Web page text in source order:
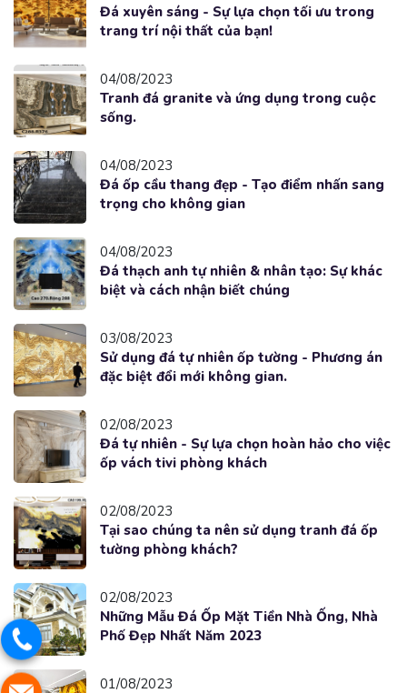
Đá xuyên sáng - Sự lựa chọn tối ưu trong
trang trí nội thất của bạn!
04/08/2023
Tranh đá granite và ứng dụng trong cuộc
sống.
04/08/2023
Đá ốp cầu thang đẹp - Tạo điểm nhấn sang
trọng cho không gian
04/08/2023
Đá thạch anh tự nhiên & nhân tạo: Sự khác
biệt và cách nhận biết chúng
03/08/2023
Sử dụng đá tự nhiên ốp tường - Phương án
đặc biệt đổi mới không gian.
02/08/2023
Đá tự nhiên - Sự lựa chọn hoàn hảo cho việc
ốp vách tivi phòng khách
02/08/2023
Tại sao chúng ta nên sử dụng tranh đá ốp
tường phòng khách?
02/08/2023
Những Mẫu Đá Ốp Mặt Tiền Nhà Ống, Nhà
Phố Đẹp Nhất Năm 2023
01/08/2023